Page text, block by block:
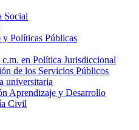
Social
y Políticas Públicas
en Política Jurisdiccional
de los Servicios Públicos
universitaria
Aprendizaje y Desarrollo
Civil